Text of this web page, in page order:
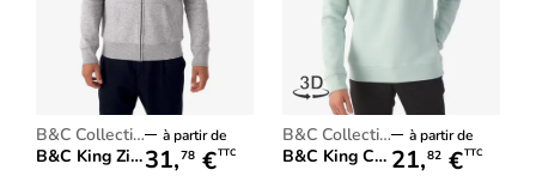
B&C Collection
B&C King Zipped Hood_°
à partir de
31,78 €TTC
B&C Collection
B&C King Crew Neck_°
à partir de
21,82 €TTC